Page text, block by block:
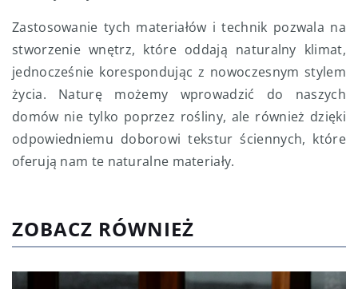
Zastosowanie tych materiałów i technik pozwala na
stworzenie wnętrz, które oddają naturalny klimat,
jednocześnie korespondując z nowoczesnym stylem
życia. Naturę możemy wprowadzić do naszych
domów nie tylko poprzez rośliny, ale również dzięki
odpowiedniemu doborowi tekstur ściennych, które
oferują nam te naturalne materiały.
ZOBACZ RÓWNIEŻ